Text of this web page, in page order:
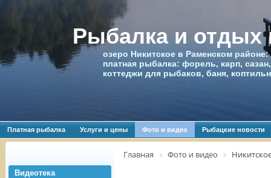
Рыбалка и отдых
озеро Никитское в Раменском
платная рыбалка: форель, карп,
коттеджи для рыбаков, баня,
Платная рыбалка Услуги и цены Фото и видео Рыбацкие новости
Видеотека
Главная Фото и видео